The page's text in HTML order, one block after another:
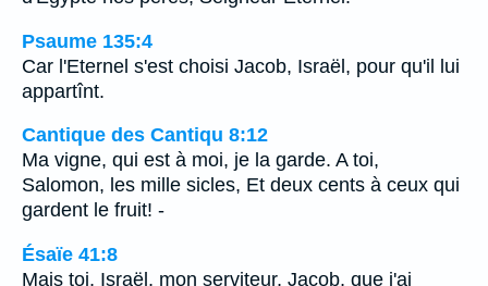
Psaume 135:4
Car l'Eternel s'est choisi Jacob, Israël, pour qu'il lui
appartînt.
Cantique des Cantiqu 8:12
Ma vigne, qui est à moi, je la garde. A toi,
Salomon, les mille sicles, Et deux cents à ceux qui
gardent le fruit! -
Ésaïe 41:8
Mais toi, Israël, mon serviteur, Jacob, que j'ai